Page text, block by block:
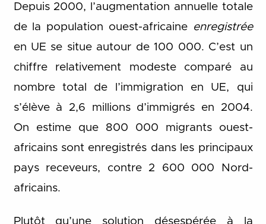
Depuis 2000, l’augmentation annuelle totale
de la population ouest-africaine enregistrée
en UE se situe autour de 100 000. C’est un
chiffre relativement modeste comparé au
nombre total de l’immigration en UE, qui
s’élève à 2,6 millions d’immigrés en 2004.
On estime que 800 000 migrants ouest-
africains sont enregistrés dans les principaux
pays receveurs, contre 2 600 000 Nord-
africains.
Plutôt qu’une solution désespérée à la